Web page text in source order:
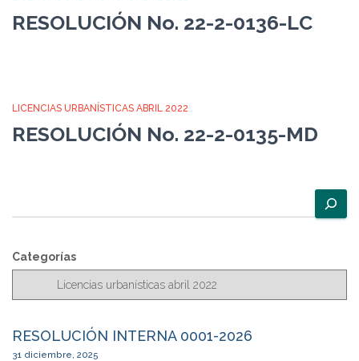
RESOLUCIÓN No. 22-2-0136-LC
LICENCIAS URBANÍSTICAS ABRIL 2022
RESOLUCIÓN No. 22-2-0135-MD
u
c
a
Categorías
RESOLUCIÓN INTERNA 0001-2026
31 diciembre, 2025